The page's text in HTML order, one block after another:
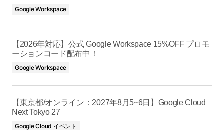
Google Workspace
【2026年対応】公式 Google Workspace 15%OFF プロモ
ーションコード配布中！
Google Workspace
【東京都/オンライン：2027年8月5~6日】Google Cloud
Next Tokyo 27
Google Cloud イベント